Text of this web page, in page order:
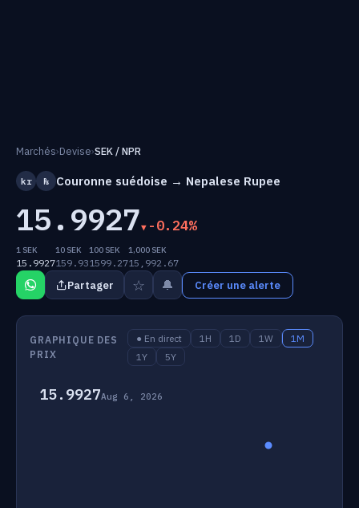
Marchés›Devise›SEK / NPR
kr ₨ Couronne suédoise → Nepalese Rupee
15.9927 -0.24%
1 SEK
15.9927
10 SEK
159.93
100 SEK
1599.27
1,000 SEK
15,992.67
Partager ☆ 🔔 Créer une alerte
GRAPHIQUE DES
PRIX
● En direct 1H 1D 1W
1M
1Y
5Y
15.9927Aug 6, 2026